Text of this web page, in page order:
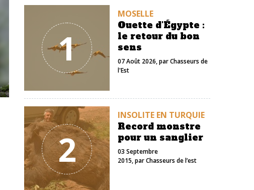
1
MOSELLE
Ouette d'Égypte :
le retour du bon
sens
07 Août 2026, parChasseurs de
l'Est
2
INSOLITE EN TURQUIE
Record monstre
pour un sanglier
03 Septembre
2015, parChasseurs de l’est